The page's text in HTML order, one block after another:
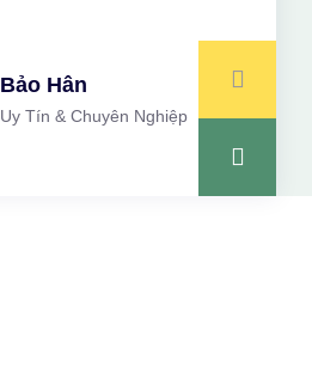
Bảo Hân
Uy Tín & Chuyên Nghiệp